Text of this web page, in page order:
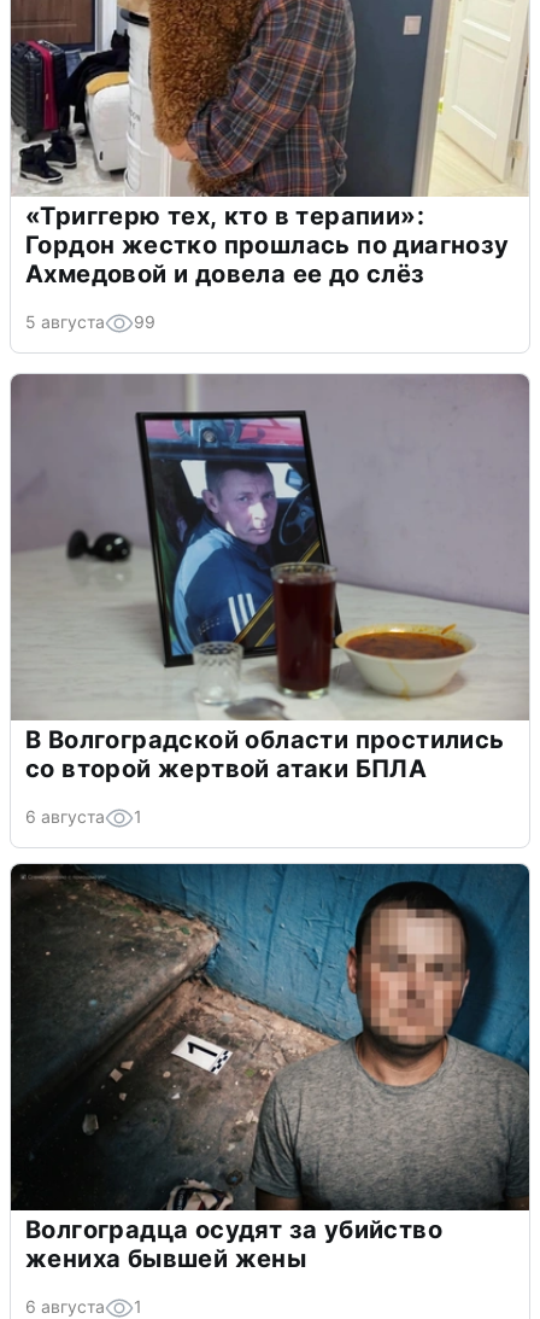
«Триггерю тех, кто в терапии»:
Гордон жестко прошлась по диагнозу
Ахмедовой и довела ее до слёз
5 августа 99
В Волгоградской области простились
со второй жертвой атаки БПЛА
6 августа 1
Волгоградца осудят за убийство
жениха бывшей жены
6 августа 1